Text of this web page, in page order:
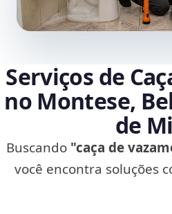
Serviços de
no Montese,
de
Buscando "caça de
você encontra soluções